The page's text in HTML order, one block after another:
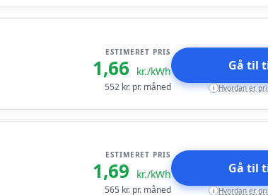
ESTIMERET PRIS
1,66 kr./kWh
552 kr. pr. måned
Gå til
i Hvordan er
ESTIMERET PRIS
1,69 kr./kWh
565 kr. pr. måned
Gå til
i Hvordan er